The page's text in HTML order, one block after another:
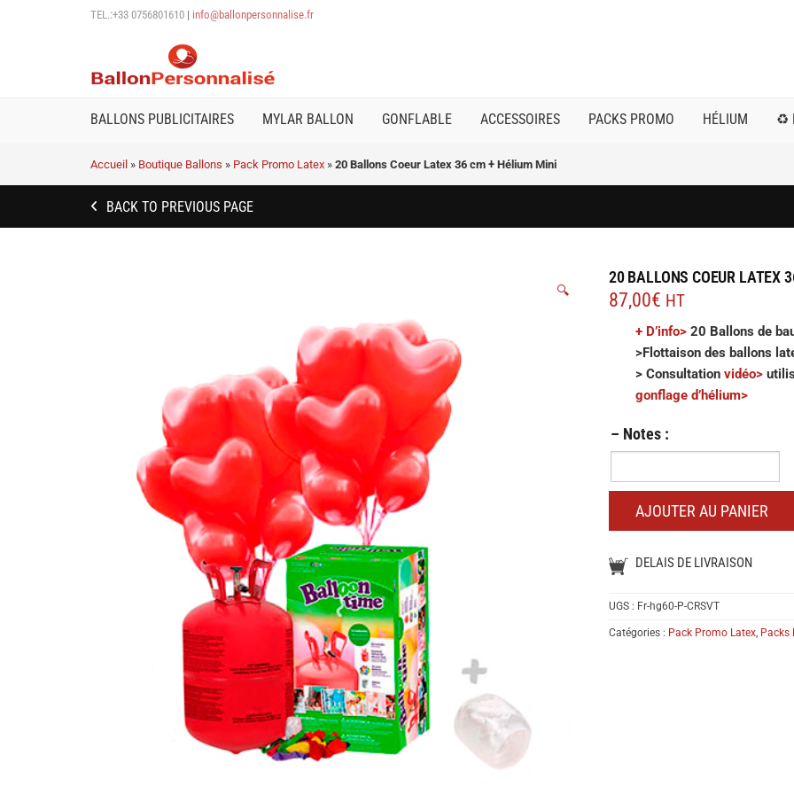
TEL.:+33 0756801610 | info@ballonpersonnalise.fr
BALLONS PUBLICITAIRES MYLAR BALLON GONFLABLE ACCESSOIRES PACKS PROMO HÉLIUM ♻️
Accueil » Boutique Ballons » Pack Promo Latex » 20 Ballons Coeur Latex 36 cm + Hélium Mini
BACK TO PREVIOUS PAGE
🔍
20 BALLONS COEUR LATEX
87,00€ HT
+ D’info> 20 Ballons de
>Flottaison des ballons
> Consultation vidéo>
gonflage d’hélium>
– Notes :
Notes
AJOUTER AU PANIER
DELAIS DE LIVRAISON
UGS : Fr-hg60-P-CRSVT
Catégories : Pack Promo Latex Packs